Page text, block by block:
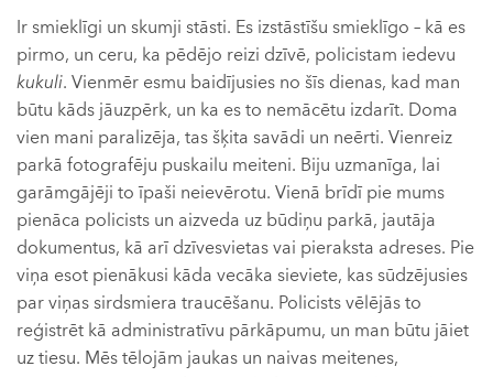
Ir smieklīgi un skumji stāsti. Es izstāstīšu smieklīgo – kā es
pirmo, un ceru, ka pēdējo reizi dzīvē, policistam iedevu
kukuli. Vienmēr esmu baidījusies no šīs dienas, kad man
būtu kāds jāuzpērk, un ka es to nemācētu izdarīt. Doma
vien mani paralizēja, tas šķita savādi un neērti. Vienreiz
parkā fotografēju puskailu meiteni. Biju uzmanīga, lai
garāmgājēji to īpaši neievērotu. Vienā brīdī pie mums
pienāca policists un aizveda uz būdiņu parkā, jautāja
dokumentus, kā arī dzīvesvietas vai pieraksta adreses. Pie
viņa esot pienākusi kāda vecāka sieviete, kas sūdzējusies
par viņas sirdsmiera traucēšanu. Policists vēlējās to
reģistrēt kā administratīvu pārkāpumu, un man būtu jāiet
uz tiesu. Mēs tēlojām jaukas un naivas meitenes,